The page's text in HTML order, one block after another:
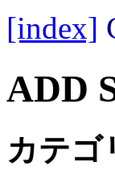
[index]
ADD
カテゴ